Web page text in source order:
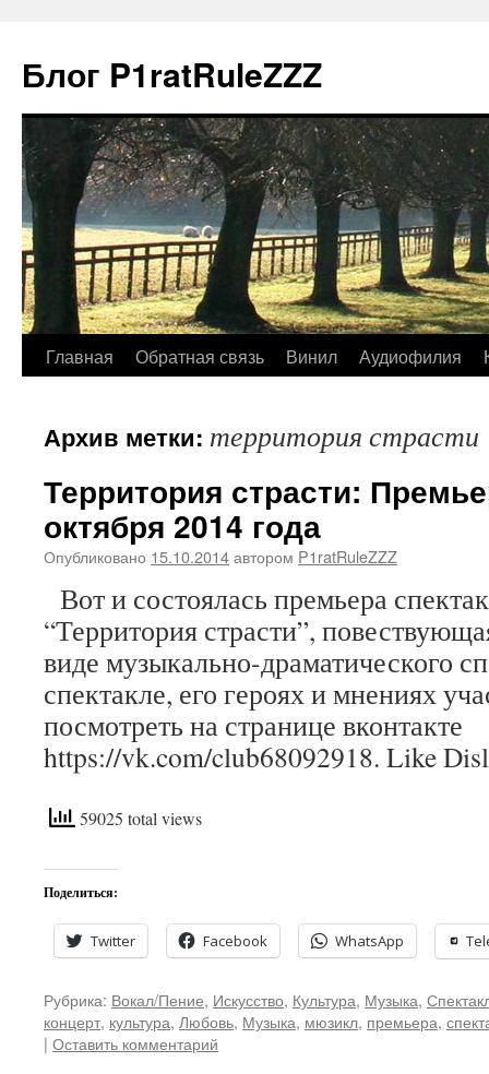
Блог P1ratRuleZZZ
Главная Обратная связь Винил Аудиофилия
Архив метки: территория страсти
Территория страсти:
октября 2014 года
Опубликовано 15.10.2014автором P1ratRuleZZZ
Вот и состоялась премьера
“Территория страсти”,
виде музыкально-драматического
спектакле, его героях и мнениях
посмотреть на странице вконтакте
https://vk.com/club68092918. Like
59025 total views
Поделиться:
Twitter Facebook WhatsApp
Рубрика: Вокал/Пение, Искусство, Культура, Музыка,
концерт, культура, Любовь, Музыка, мюзикл, премьера,
| Оставить комментарий